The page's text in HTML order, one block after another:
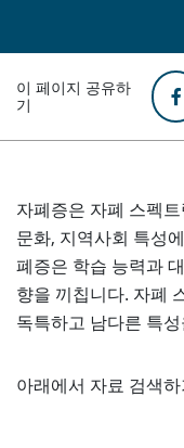
이 페이지 공유하
기
자폐증은 자폐 스펙
문화, 지역사회 특성
폐증은 학습 능력과
향을 끼칩니다. 자폐
독특하고 남다른 특
아래에서 자료 검색하